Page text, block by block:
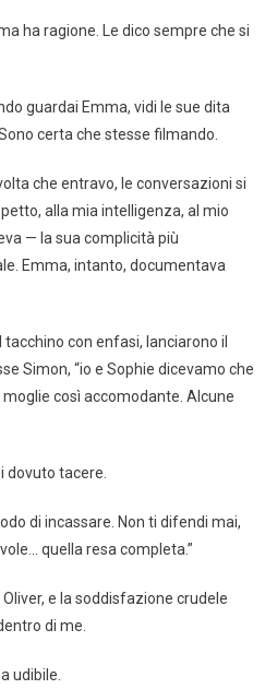
ha ragione. Le dico sempre che si
guardai Emma, vidi le sue dita
certa che stesse filmando.
che entravo, le conversazioni si
alla mia intelligenza, al mio
— la sua complicità più
Emma, intanto, documentava
con enfasi, lanciarono il
Simon, “io e Sophie dicevamo che
così accomodante. Alcune
dovuto tacere.
di incassare. Non ti difendi mai,
quella resa completa.”
Oliver, e la soddisfazione crudele
di me.
udibile.